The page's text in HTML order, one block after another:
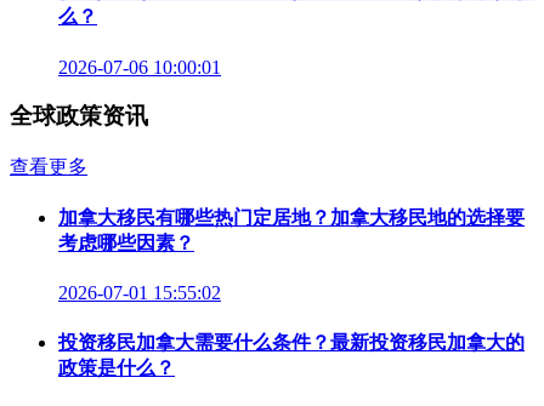
么？
2026-07-06 10:00:01
全球政策资讯
查看更多
加拿大移民有哪些热门定居地？加拿大移民地的选择要
考虑哪些因素？
2026-07-01 15:55:02
投资移民加拿大需要什么条件？最新投资移民加拿大的
政策是什么？